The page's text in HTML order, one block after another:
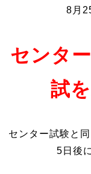
8月
センタ
試
センター試験と
5日後